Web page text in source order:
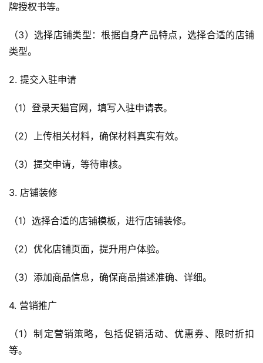
牌授权书等。
（3）选择店铺类型：根据自身产品特点，选择合适的店铺
类型。
2. 提交入驻申请
（1）登录天猫官网，填写入驻申请表。
（2）上传相关材料，确保材料真实有效。
（3）提交申请，等待审核。
3. 店铺装修
（1）选择合适的店铺模板，进行店铺装修。
（2）优化店铺页面，提升用户体验。
（3）添加商品信息，确保商品描述准确、详细。
4. 营销推广
（1）制定营销策略，包括促销活动、优惠券、限时折扣
等。